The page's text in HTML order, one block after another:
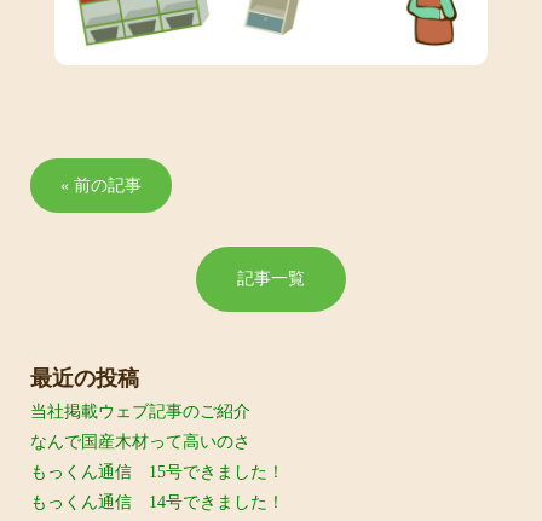
« 前の記事
記事一覧
最近の投稿
当社掲載ウェブ記事のご紹介
なんで国産木材って高いのさ
もっくん通信 15号できました！
もっくん通信 14号できました！